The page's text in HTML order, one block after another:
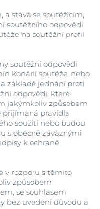
a stává se soutěžícím,
soutěžního odpovědi
na soutěžní profil
soutěžní odpovědi
konání soutěže, nebo
základě jednání proti
odpovědi, které
jakýmkoliv způsobem
přijímaná pravidla
soužití nebo budou
s obecně závaznými
k ochraně
v rozporu s těmito
způsobem
se souhlasem
bez uvedení důvodu a